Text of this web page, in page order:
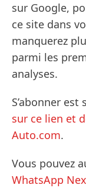
sur Google,
ce site dans
manquerez
parmi les
analyses.
S’abonner
sur ce lien et
Auto.com.
Vous pouvez
WhatsApp